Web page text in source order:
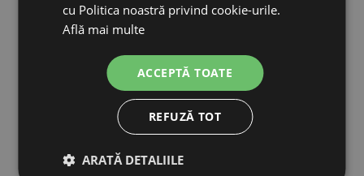
461,78 lei
SE AȘTEAPTĂ PENTRU: 10.08.
ADAUGĂ ÎN COŞ
cu Politica noastră privind cookie-urile.
Află mai multe
ACCEPTĂ TOATE
REFUZĂ TOT
ARATĂ DETALIILE